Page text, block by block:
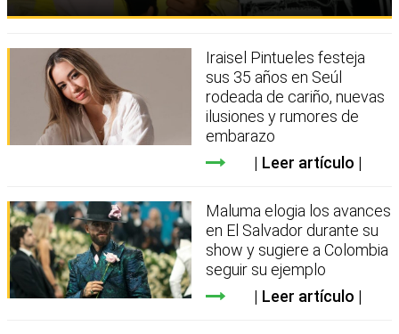
Iraisel Pintueles festeja
sus 35 años en Seúl
rodeada de cariño, nuevas
ilusiones y rumores de
embarazo
Leer artículo
Maluma elogia los avances
en El Salvador durante su
show y sugiere a Colombia
seguir su ejemplo
Leer artículo